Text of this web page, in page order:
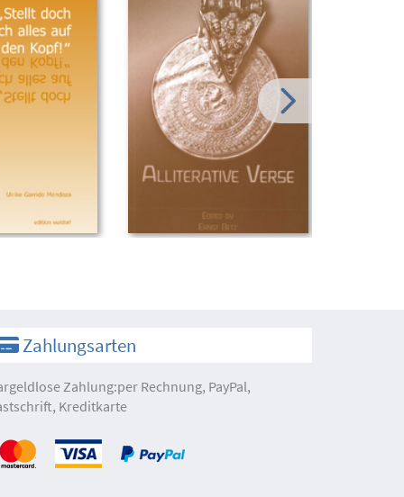
Zahlungsarten
Zahlung:per Rechnung, PayPal,
Kreditkarte